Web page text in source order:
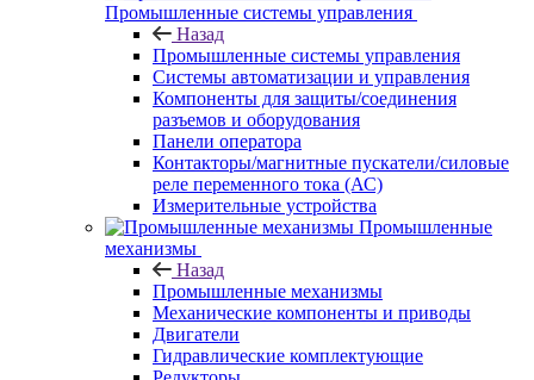
Промышленные системы управления
Назад
Промышленные системы управления
Системы автоматизации и управления
Компоненты для защиты/соединения
разъемов и оборудования
Панели оператора
Контакторы/магнитные пускатели/силовые
реле переменного тока (АС)
Измерительные устройства
Промышленные
механизмы
Назад
Промышленные механизмы
Механические компоненты и приводы
Двигатели
Гидравлические комплектующие